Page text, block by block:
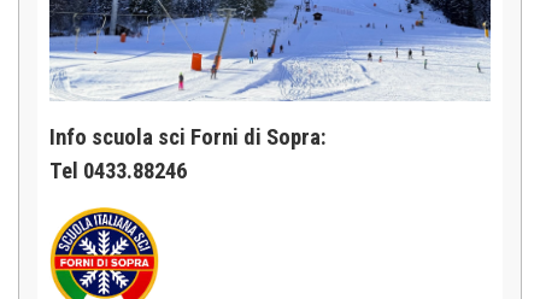
Info scuola sci Forni di Sopra:
Tel 0433.88246